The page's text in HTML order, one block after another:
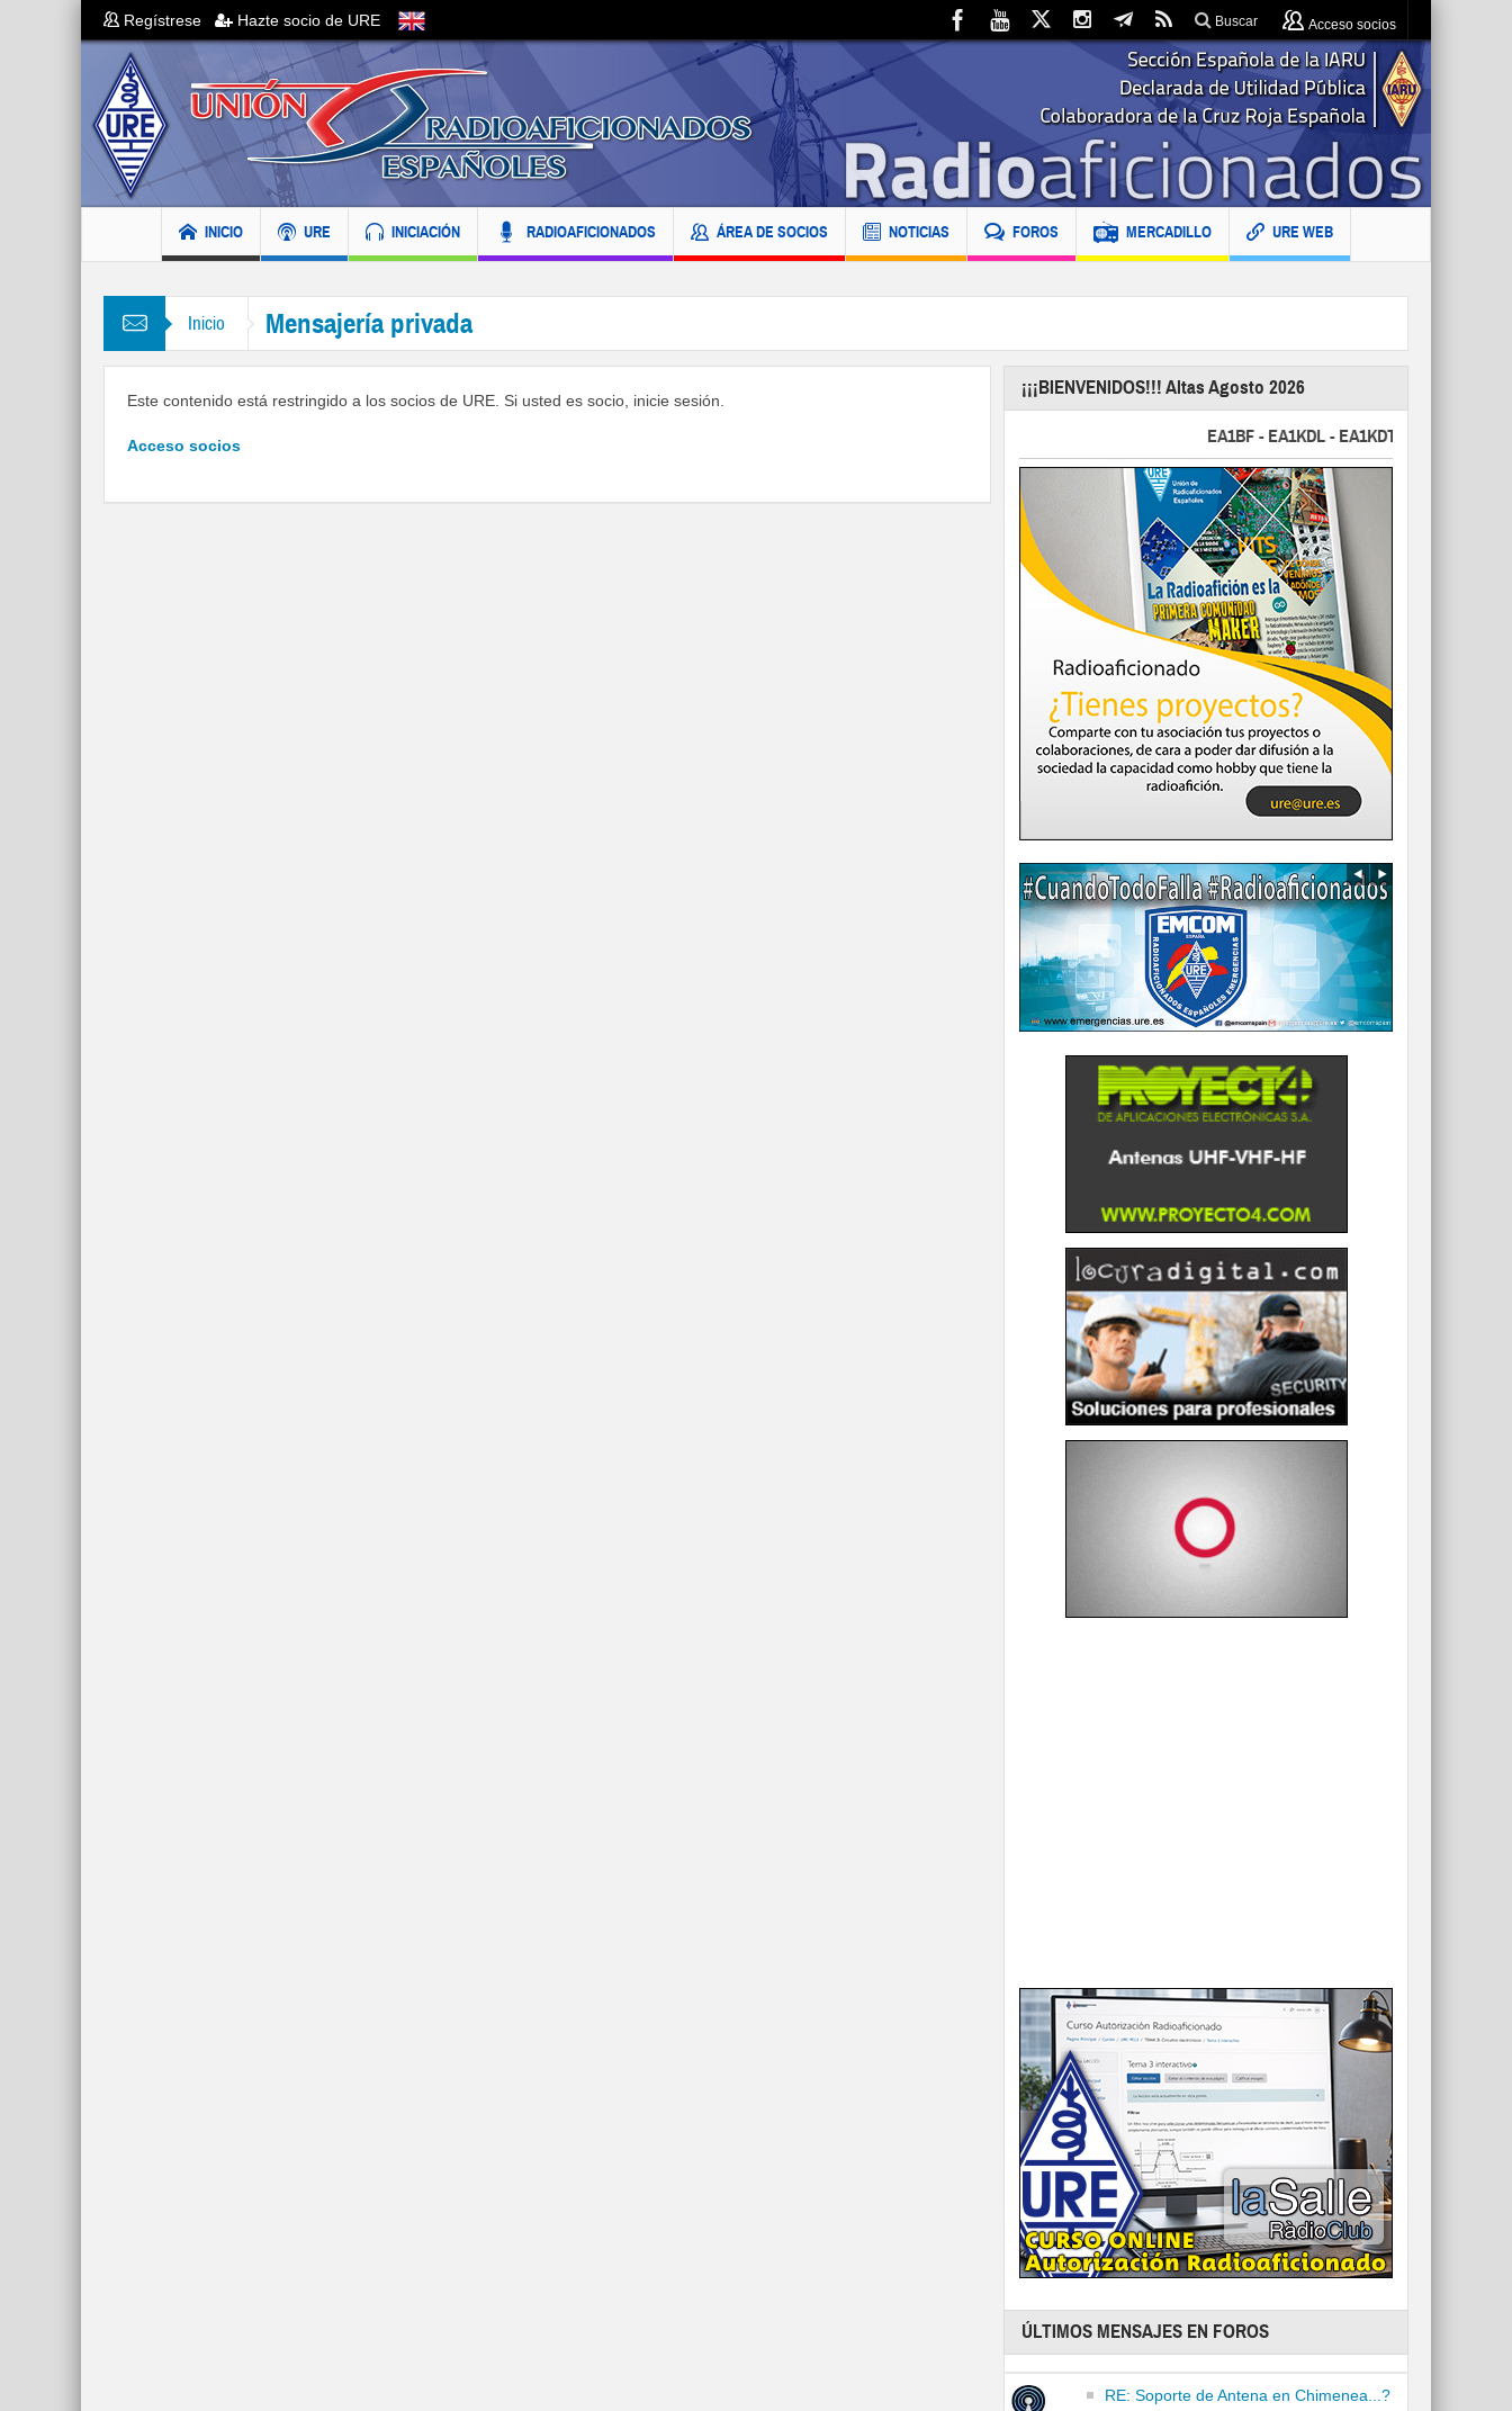
Regístrese Hazte socio de URE Buscar Acceso socios
INICIO URE INICIACIÓN RADIOAFICIONADOS ÁREA DE SOCIOS NOTICIAS FOROS MERCADILLO URE WEB
Inicio Mensajería privada
Este contenido está restringido a los socios de URE. Si usted es socio, inicie sesión.
Acceso socios
¡¡¡BIENVENIDOS!!! Altas Agosto 2026
EA1BF - EA1KDL - EA1KDT - EA2FBJ -
ÚLTIMOS MENSAJES EN FOROS
RE: Soporte de Antena en Chimenea...?